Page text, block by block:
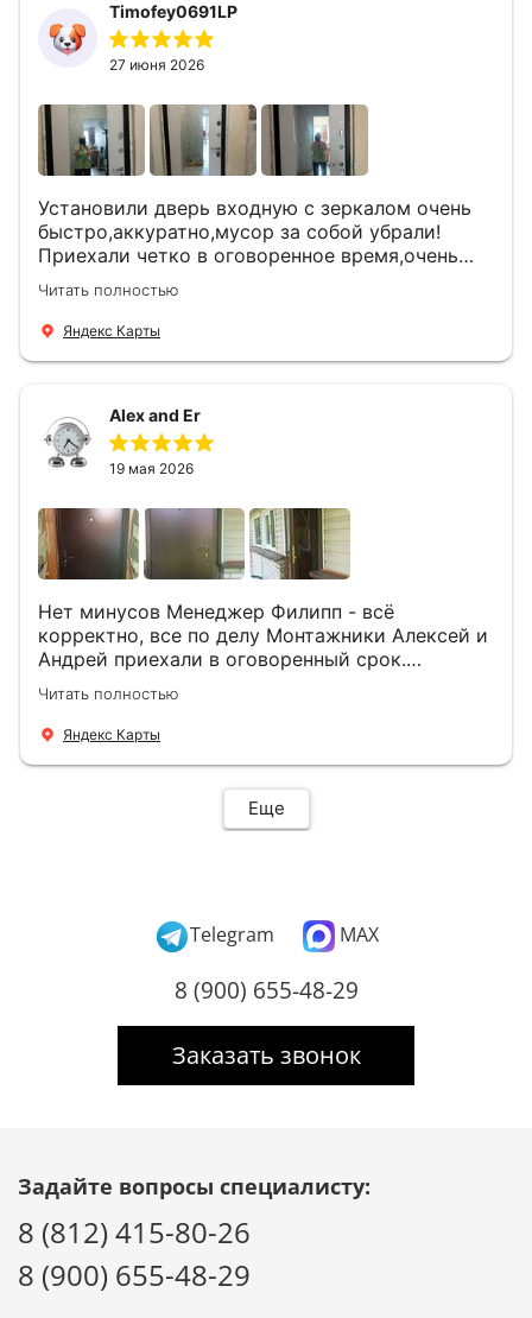
Timofey0691LP
27 июня 2026
Установили дверь входную с зеркалом очень
быстро,аккуратно,мусор за собой убрали!
Приехали четко в оговоренное время,очень
вежливые,деликатные рабочие .Все
понравилось и дверь ,и работа и цена!
Читать полностью
Яндекс Карты
Alex and Er
19 мая 2026
Нет минусов Менеджер Филипп - всё
корректно, все по делу Монтажники Алексей и
Андрей приехали в оговоренный срок.
Демонтировали старую дверь и установили
новую буквально за час Быстро и качественно
+ нормальные цены Всем большое спасибо
Читать полностью
Яндекс Карты
Еще
Telegram MAX
8 (900) 655-48-29
Заказать звонок
Задайте вопросы специалисту:
8 (812) 415-80-26
8 (900) 655-48-29